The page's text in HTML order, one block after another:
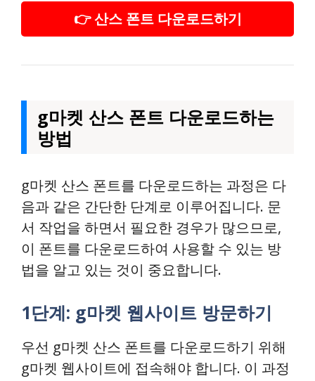
👉 산스 폰트 다운로드하기
g마켓 산스 폰트 다운로드하는
방법
g마켓 산스 폰트를 다운로드하는 과정은 다
음과 같은 간단한 단계로 이루어집니다. 문
서 작업을 하면서 필요한 경우가 많으므로,
이 폰트를 다운로드하여 사용할 수 있는 방
법을 알고 있는 것이 중요합니다.
1단계: g마켓 웹사이트 방문하기
우선 g마켓 산스 폰트를 다운로드하기 위해
g마켓 웹사이트에 접속해야 합니다. 이 과정